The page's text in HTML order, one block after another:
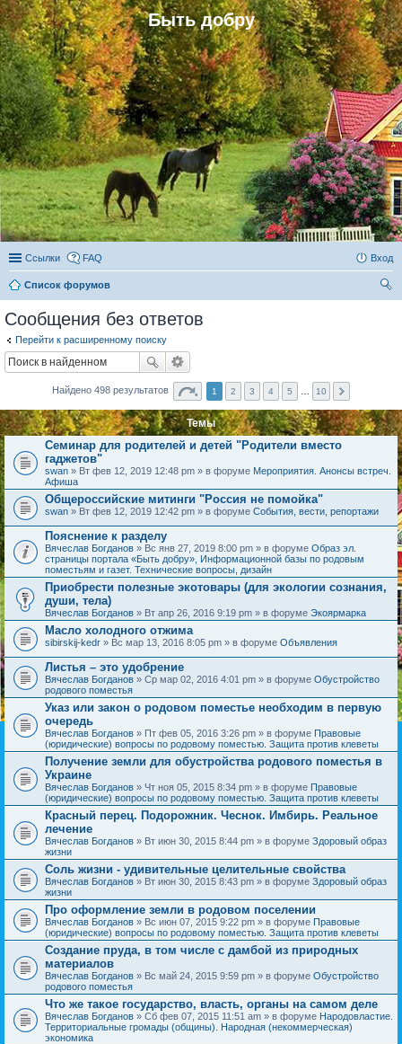
Быть добру
Ссылки FAQ Вход
Список форумов
Сообщения без ответов
Перейти к расширенному поиску
Найдено 498 результатов 1 2 3 4 5 10
Темы
Семинар для родителей и детей "Родители вместо
гаджетов"
swan » Вт фев 12, 2019 12:48 pm » в форуме Мероприятия. Анонсы встреч.
Афиша
Общероссийские митинги "Россия не помойка"
swan » Вт фев 12, 2019 12:42 pm » в форуме События, вести, репортажи
Пояснение к разделу
Вячеслав Богданов » Вс янв 27, 2019 8:00 pm » в форуме Образ эл.
страницы портала «Быть добру», Информационной базы по родовым
поместьям и газет. Технические вопросы, дизайн
Приобрести полезные экотовары (для экологии сознания,
души, тела)
Вячеслав Богданов » Вт апр 26, 2016 9:19 pm » в форуме Экоярмарка
Масло холодного отжима
sibirskij-kedr » Вс мар 13, 2016 8:05 pm » в форуме Объявления
Листья – это удобрение
Вячеслав Богданов » Ср мар 02, 2016 4:01 pm » в форуме Обустройство
родового поместья
Указ или закон о родовом поместье необходим в первую
очередь
Вячеслав Богданов » Пт фев 05, 2016 3:26 pm » в форуме Правовые
(юридические) вопросы по родовому поместью. Защита против клеветы
Получение земли для обустройства родового поместья в
Украине
Вячеслав Богданов » Чт ноя 05, 2015 8:34 pm » в форуме Правовые
(юридические) вопросы по родовому поместью. Защита против клеветы
Красный перец. Подорожник. Чеснок. Имбирь. Реальное
лечение
Вячеслав Богданов » Вт июн 30, 2015 8:44 pm » в форуме Здоровый образ
жизни
Соль жизни - удивительные целительные свойства
Вячеслав Богданов » Вт июн 30, 2015 8:43 pm » в форуме Здоровый образ
жизни
Про оформление земли в родовом поселении
Вячеслав Богданов » Вс июн 07, 2015 9:22 pm » в форуме Правовые
(юридические) вопросы по родовому поместью. Защита против клеветы
Создание пруда, в том числе с дамбой из природных
материалов
Вячеслав Богданов » Вс май 24, 2015 9:59 pm » в форуме Обустройство
родового поместья
Что же такое государство, власть, органы на самом деле
Вячеслав Богданов » Сб фев 07, 2015 11:51 am » в форуме Народовластие.
Территориальные громады (общины). Народная (некоммерческая)
экономика